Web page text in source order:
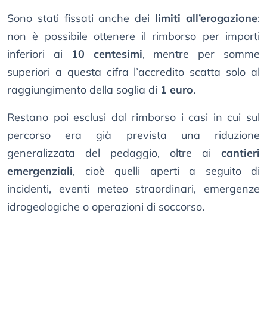
Sono stati fissati anche dei limiti all’erogazione:
non è possibile ottenere il rimborso per importi
inferiori ai
10 centesimi, mentre per somme
superiori a questa cifra l’accredito scatta solo al
raggiungimento della soglia di 1 euro.
Restano poi esclusi dal rimborso i casi in cui sul
percorso era già prevista una riduzione
generalizzata del pedaggio, oltre ai cantieri
emergenziali, cioè quelli aperti a seguito di
incidenti, eventi meteo straordinari, emergenze
idrogeologiche o operazioni di soccorso.